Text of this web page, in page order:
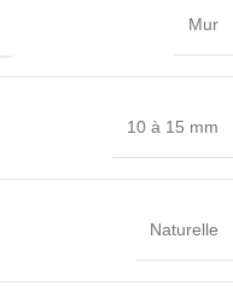
Mur
10 à 15 mm
Naturelle